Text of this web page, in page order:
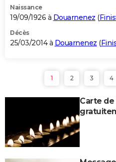
Naissance
19/09/1926 à Douarnenez (
Décès
25/03/2014 à Douarnenez (
1 2 3 4
Carte